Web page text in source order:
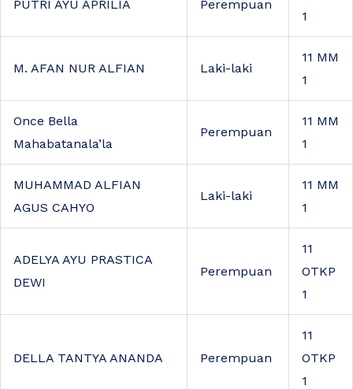
PUTRI AYU APRILIA Perempuan
1
M. AFAN NUR ALFIAN Laki-laki
11 MM
1
Once Bella
Mahabatanala’la
Perempuan
11 MM
1
MUHAMMAD ALFIAN
AGUS CAHYO
Laki-laki
11 MM
1
ADELYA AYU PRASTICA
DEWI
Perempuan
11
OTKP
1
DELLA TANTYA ANANDA Perempuan
11
OTKP
1